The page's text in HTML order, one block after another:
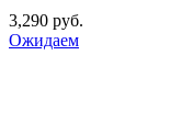
3,290 руб.
Ожидаем